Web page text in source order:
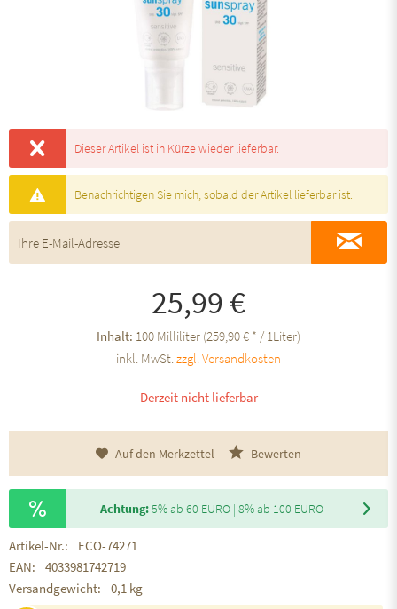
Dieser Artikel ist in Kürze wieder lieferbar.
Benachrichtigen Sie mich, sobald der Artikel lieferbar ist.
25,99 €
Inhalt: 100 Milliliter (259,90 € * / 1Liter)
inkl. MwSt.zzgl. Versandkosten
Derzeit nicht lieferbar
Auf den Merkzettel Bewerten
Achtung:5% ab 60 EURO | 8% ab 100 EURO
Artikel-Nr.:
ECO-74271
EAN:
4033981742719
Versandgewicht:
0,1 kg